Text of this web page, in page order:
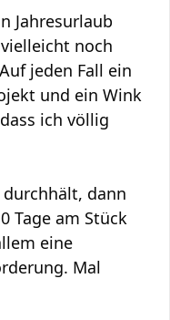
Jahresurlaub
noch
jeden Fall ein
und ein Wink
ich völlig
dann
Tage am Stück
eine
Mal